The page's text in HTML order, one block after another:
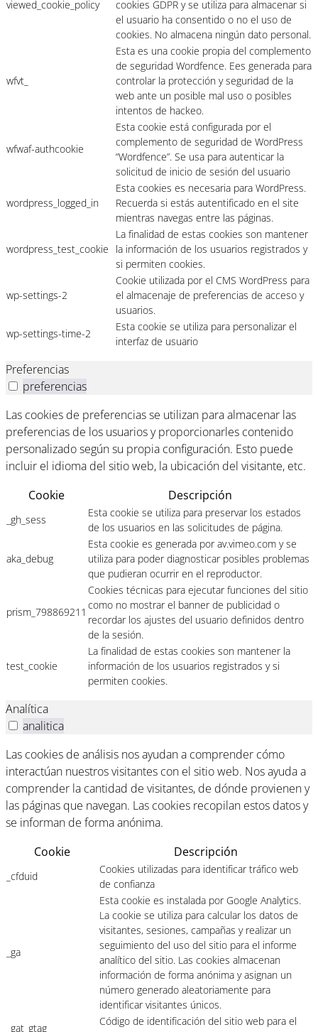
viewed_cookie_policy
cookies GDPR y se utiliza para almacenar si
el usuario ha consentido o no el uso de
cookies. No almacena ningún dato personal.
wfvt_
Esta es una cookie propia del complemento
de seguridad Wordfence. Ees generada para
controlar la protección y seguridad de la
web ante un posible mal uso o posibles
intentos de hackeo.
wfwaf-authcookie
Esta cookie está configurada por el
complemento de seguridad de WordPress
“Wordfence”. Se usa para autenticar la
solicitud de inicio de sesión del usuario
wordpress_logged_in
Esta cookies es necesaria para WordPress.
Recuerda si estás autentificado en el site
mientras navegas entre las páginas.
wordpress_test_cookie
La finalidad de estas cookies son mantener
la información de los usuarios registrados y
si permiten cookies.
wp-settings-2
Cookie utilizada por el CMS WordPress para
el almacenaje de preferencias de acceso y
usuarios.
wp-settings-time-2
Esta cookie se utiliza para personalizar el
interfaz de usuario
Preferencias
preferencias
Las cookies de preferencias se utilizan para almacenar las
preferencias de los usuarios y proporcionarles contenido
personalizado según su propia configuración. Esto puede
incluir el idioma del sitio web, la ubicación del visitante, etc.
Cookie
Descripción
_gh_sess
Esta cookie se utiliza para preservar los estados
de los usuarios en las solicitudes de página.
aka_debug
Esta cookie es generada por av.vimeo.com y se
utiliza para poder diagnosticar posibles problemas
que pudieran ocurrir en el reproductor.
prism_798869211
Cookies técnicas para ejecutar funciones del sitio
como no mostrar el banner de publicidad o
recordar los ajustes del usuario definidos dentro
de la sesión.
test_cookie
La finalidad de estas cookies son mantener la
información de los usuarios registrados y si
permiten cookies.
Analítica
analitica
Las cookies de análisis nos ayudan a comprender cómo
interactúan nuestros visitantes con el sitio web. Nos ayuda a
comprender la cantidad de visitantes, de dónde provienen y
las páginas que navegan. Las cookies recopilan estos datos y
se informan de forma anónima.
Cookie
Descripción
_cfduid
Cookies utilizadas para identificar tráfico web
de confianza
_ga
Esta cookie es instalada por Google Analytics.
La cookie se utiliza para calcular los datos de
visitantes, sesiones, campañas y realizar un
seguimiento del uso del sitio para el informe
analítico del sitio. Las cookies almacenan
información de forma anónima y asignan un
número generado aleatoriamente para
identificar visitantes únicos.
_gat_gtag
Código de identificación del sitio web para el